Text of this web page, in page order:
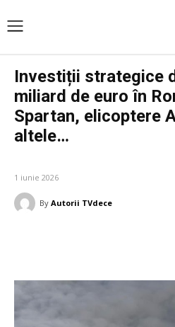
Investiții strategice
miliard de euro în
Spartan, elicoptere
altele…
1 iunie 2026
By Autorii TVdece